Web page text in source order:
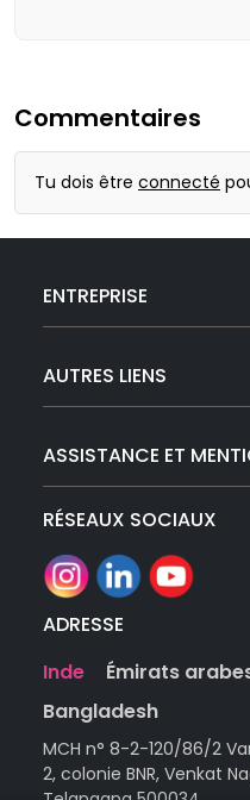
Commentaires
Tu dois être connecté
ENTREPRISE
AUTRES LIENS
ASSISTANCE ET
RÉSEAUX SOCIAUX
ADRESSE
Inde
Émirats
Bangladesh
MCH n° 8-2-120/86/2
2, colonie BNR, Venkat